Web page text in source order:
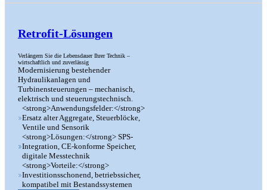
Retrofit-Lösungen
Verlängern Sie die Lebensdauer Ihrer Technik –
wirtschaftlich und zuverlässig
Modernisierung bestehender
Hydraulikanlagen und
Turbinensteuerungen – mechanisch,
elektrisch und steuerungstechnisch.
<strong>Anwendungsfelder:</strong>
Ersatz alter Aggregate, Steuerblöcke,
Ventile und Sensorik
<strong>Lösungen:</strong> SPS-
Integration, CE-konforme Speicher,
digitale Messtechnik
<strong>Vorteile:</strong>
Investitionsschonend, betriebssicher,
kompatibel mit Bestandssystemen